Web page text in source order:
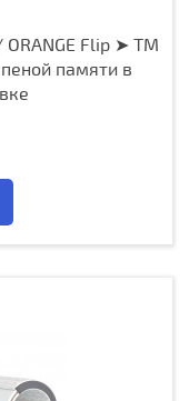
Flip ➤ ТМ
памяти в